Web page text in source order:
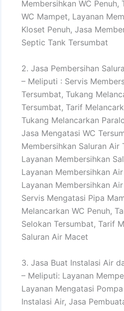
Membersihkan WC Penuh,
WC Mampet, Layanan
Kloset Penuh, Jasa
Septic Tank Tersumbat
2. Jasa Pembersihan
– Meliputi : Servis
Tersumbat, Tukang
Tersumbat, Tarif
Tukang Melancarkan
Jasa Mengatasi WC
Membersihkan Saluran Air
Layanan Membersihkan
Layanan Membersihkan
Layanan Membersihkan
Servis Mengatasi Pipa
Melancarkan WC Penuh,
Selokan Tersumbat, Tarif
Saluran Air Macet
3. Jasa Buat Instalasi Air
– Meliputi: Layanan
Layanan Mengatasi
Instalasi Air, Jasa